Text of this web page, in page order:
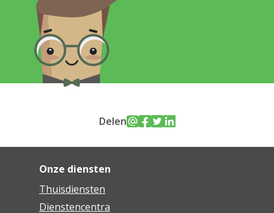
Delen
Onze diensten
Thuisdiensten
Dienstencentra